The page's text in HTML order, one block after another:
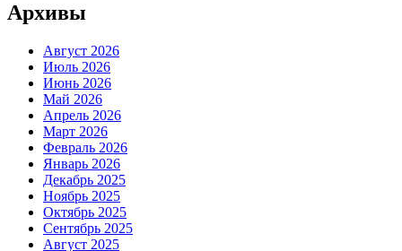
Архивы
Август 2026
Июль 2026
Июнь 2026
Май 2026
Апрель 2026
Март 2026
Февраль 2026
Январь 2026
Декабрь 2025
Ноябрь 2025
Октябрь 2025
Сентябрь 2025
Август 2025